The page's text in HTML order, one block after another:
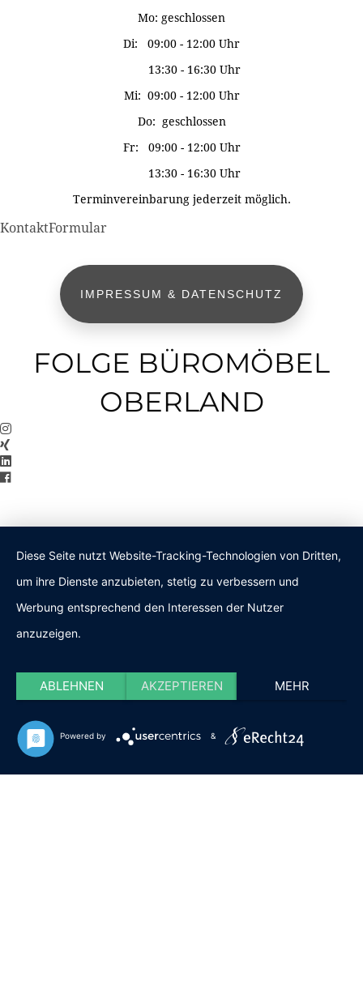
Mo: geschlossen
Di: 09:00 - 12:00 Uhr
13:30 - 16:30 Uhr
Mi: 09:00 - 12:00 Uhr
Do: geschlossen
Fr: 09:00 - 12:00 Uhr
13:30 - 16:30 Uhr
Terminvereinbarung jederzeit möglich.
KontaktFormular
IMPRESSUM & DATENSCHUTZ
FOLGE BÜROMÖBEL
OBERLAND
Diese Seite nutzt Website-Tracking-Technologien von Dritten,
um ihre Dienste anzubieten, stetig zu verbessern und
Werbung entsprechend den Interessen der Nutzer
anzuzeigen.
ABLEHNEN AKZEPTIEREN MEHR
Powered by &